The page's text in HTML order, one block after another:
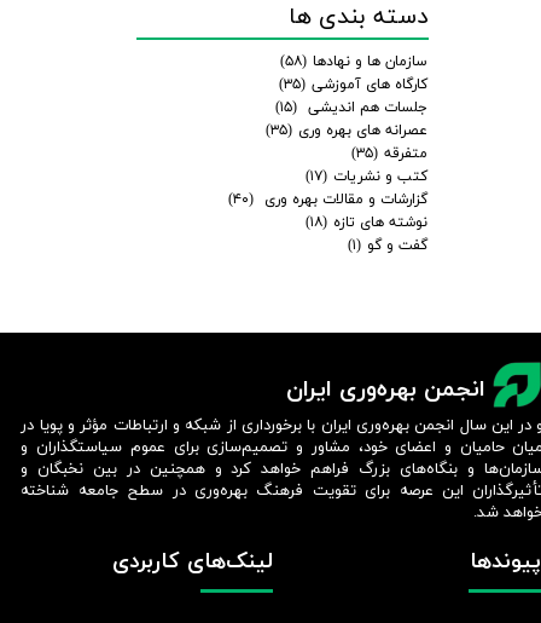
دسته بندی ها
سازمان ها و نهادها (۵۸)
کارگاه های آموزشی (۳۵)
جلسات هم اندیشی (۱۵)
عصرانه های بهره وری (۳۵)
متفرقه (۳۵)
کتب و نشریات (۱۷)
گزارشات و مقالات بهره وری
(۴۰)
نوشته های تازه (۱۸)
گفت و گو (۱)
انجمن بهره‌وری ایران
لینک‌های کاربردی پیوندها
در این سال انجمن بهره‌وری ایران با برخورداری از شبکه و ارتباطات مؤثر و پویا در
حامیان و اعضای خود، مشاور و تصمیم‌سازی برای عموم سیاستگذاران و
و بنگاه‌های بزرگ فراهم خواهد کرد و همچنین در بین نخبگان و
این عرصه برای تقویت فرهنگ بهره‌وری در سطح جامعه شناخته
شد.​​​​​​​